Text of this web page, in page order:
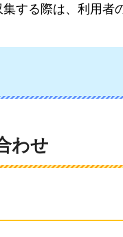
する際は、利用者
わせ